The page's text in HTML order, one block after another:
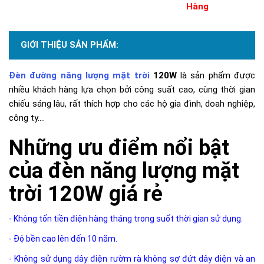
Hàng
GIỚI THIỆU SẢN PHẨM:
Đèn đường năng lượng mặt trời 120Wlà sản phẩm được
nhiều khách hàng lựa chọn bởi công suất cao, cùng thời gian
chiếu sáng lâu, rất thích hợp cho các hộ gia đình, doah nghiệp,
công ty....
Những ưu điểm nổi bật
của đèn năng lượng mặt
trời 120W giá rẻ
- Không tốn tiền điện hàng tháng trong suốt thời gian sử dụng.
- Độ bền cao lên đến 10 năm.
- Không sử dụng dây điện rườm rà không sợ đứt dây điện và an